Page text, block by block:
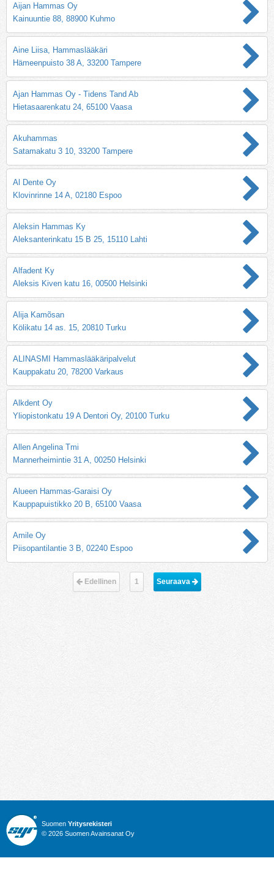
Aijan Hammas Oy
Kainuuntie 88, 88900 Kuhmo
Aine Liisa, Hammaslääkäri
Hämeenpuisto 38 A, 33200 Tampere
Ajan Hammas Oy - Tidens Tand Ab
Hietasaarenkatu 24, 65100 Vaasa
Akuhammas
Satamakatu 3 10, 33200 Tampere
Al Dente Oy
Klovinrinne 14 A, 02180 Espoo
Aleksin Hammas Ky
Aleksanterinkatu 15 B 25, 15110 Lahti
Alfadent Ky
Aleksis Kiven katu 16, 00500 Helsinki
Alija Kamõsan
Kölikatu 14 as. 15, 20810 Turku
ALINASMI Hammaslääkäripalvelut
Kauppakatu 20, 78200 Varkaus
Alkdent Oy
Yliopistonkatu 19 A Dentori Oy, 20100 Turku
Allen Angelina Tmi
Mannerheimintie 31 A, 00250 Helsinki
Alueen Hammas-Garaisi Oy
Kauppapuistikko 20 B, 65100 Vaasa
Amile Oy
Piisopantilantie 3 B, 02240 Espoo
Edellinen 1 Seuraava
Suomen Yritysrekisteri
© 2026 Suomen Avainsanat Oy